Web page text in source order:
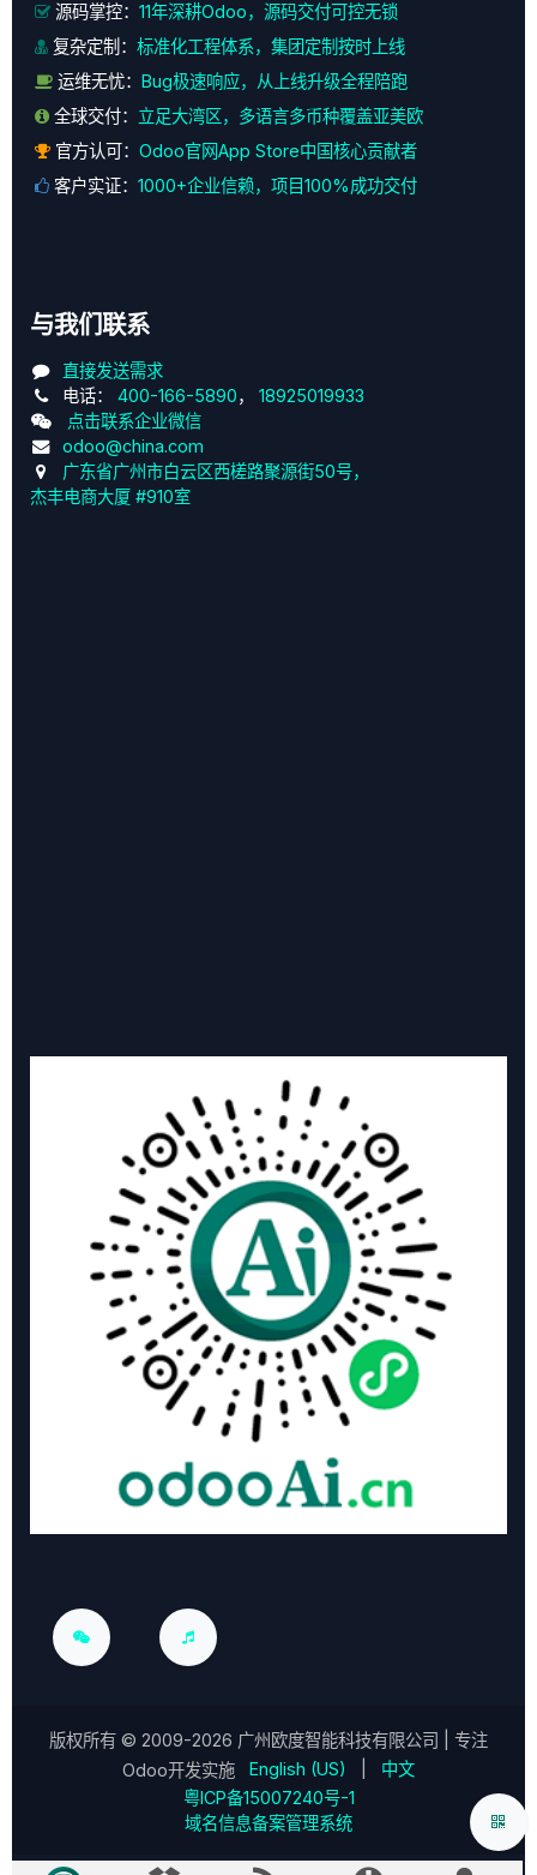
源码掌控： 11年深耕Odoo，源码交付可控无锁
复杂定制： 标准化工程体系，集团定制按时上线
运维无忧：
Bug极速响应，从上线升级全程陪跑
全球交付： 立足大湾区，多语言多币种覆盖亚美欧
官方认可： Odoo官网App Store中国核心贡献者
客户实证： 1000+企业信赖，项目100%成功交付
与我们联系
直接发送需求
电话： 400-166-5890， 18925019933
点击联系企业微信
odoo@china.com
广东省广州市白云区西槎路聚源街50号，
杰丰电商大厦 #910室
版权所有 © 2009-2026 广州欧度智能科技有限公司
| 专注
Odoo开发实施
English (US)
中文
粤ICP备15007240号-1
域名信息备案管理系统